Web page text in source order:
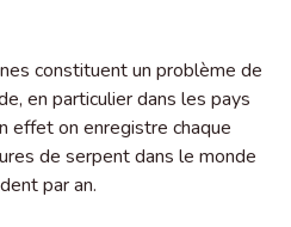
constituent un problème de
en particulier dans les pays
effet on enregistre chaque
de serpent dans le monde
par an.